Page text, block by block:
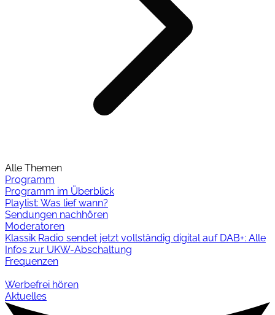
Alle Themen
Programm
Programm im Überblick
Playlist: Was lief wann?
Sendungen nachhören
Moderatoren
Klassik Radio sendet jetzt vollständig digital auf DAB+: Alle
Infos zur UKW-Abschaltung
Frequenzen
Werbefrei hören
Aktuelles